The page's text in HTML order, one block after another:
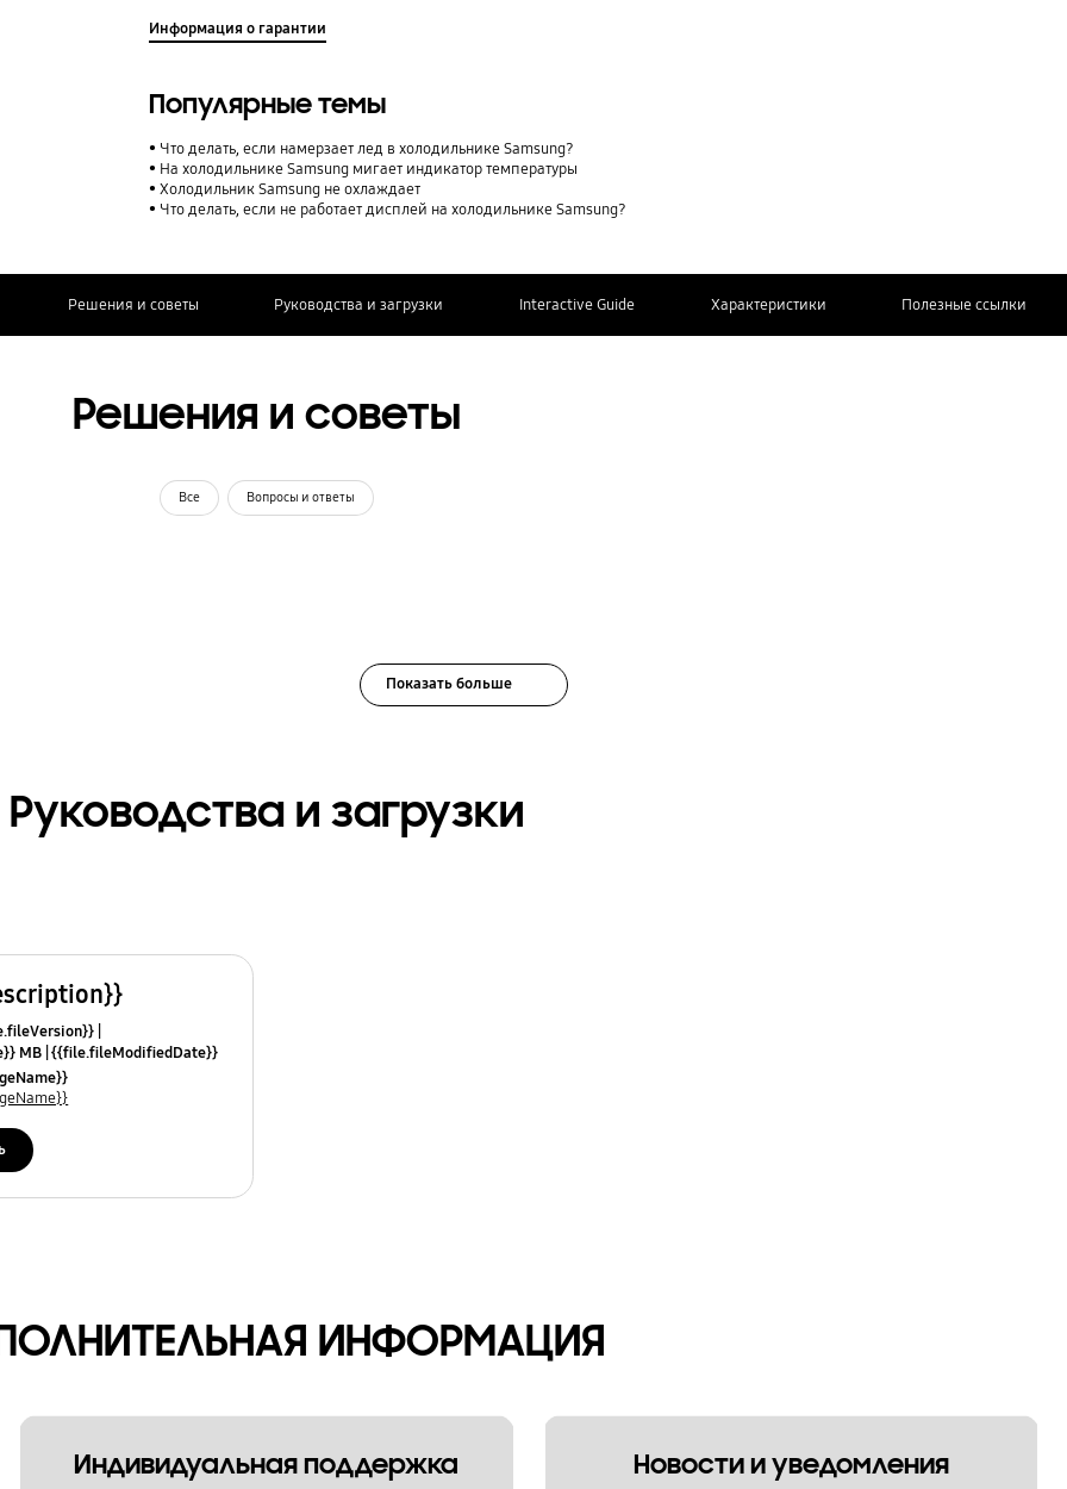
Информация о гарантии
Популярные темы
Что делать, если намерзает лед в холодильнике Samsung?
На холодильнике Samsung мигает индикатор температуры
Холодильник Samsung не охлаждает
Что делать, если не работает дисплей на холодильнике Samsung?
Решения и советы Руководства и загрузки Interactive Guide Характеристики Полезные ссылки
Решения и советы
Все Вопросы и ответы
Показать больше
Руководства и загрузки
MB {{file.fileModifiedDate}}
ИНФОРМАЦИЯ
Индивидуальная поддержка Новости и уведомления